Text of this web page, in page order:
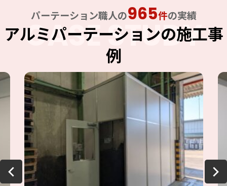
CASE STUDY
パーテーション職人の965件の実績
アルミパーテーションの施工事
例